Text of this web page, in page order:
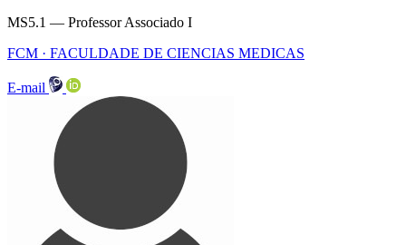
MS5.1 — Professor Associado I
FCM · FACULDADE DE CIENCIAS MEDICAS
E-mail